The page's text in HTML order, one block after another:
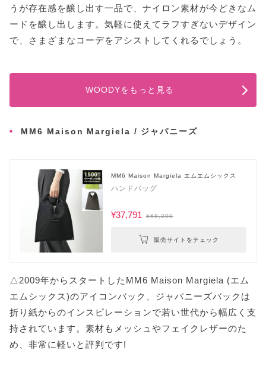
うが存在感を醸し出す一品で、ナイロン素材が今どきなム
ードを醸し出します。気軽に使えてラフすぎないデザイン
で、さまざまなコーデをアシストしてくれるでしょう。
WOODYをもっと見る
MM6 Maison Margiela / ジャパニーズ
MM6 Maison Margiela エムエムシックス
ハンドバッグ
¥37,791 ¥68,200
販売サイトをチェック
△2009年からスタートしたMM6 Maison Margiela (エム
エムシックス)のアイコンバック、ジャパニーズバックは
折り紙からのインスピレーションで若い世代から幅広く支
持されています。素材もメッシュやフェイクレザーのた
め、非常に軽いと評判です!